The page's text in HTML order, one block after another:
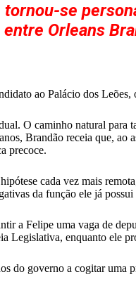
se
Orleans
ao Palácio dos
O caminho natural
Brandão receia que,
precoce.
cada vez mais
da função ele já
a Felipe uma vaga de
Legislativa, enquanto ele
do governo a cogitar